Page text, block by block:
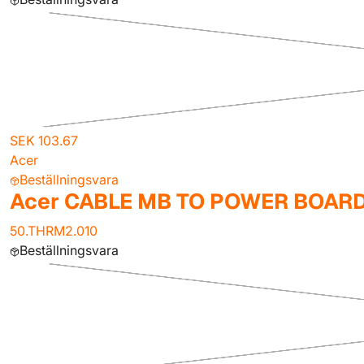
SEK 103.67
Acer
Beställningsvara
Acer CABLE MB TO POWER
50.THRM2.010
Beställningsvara